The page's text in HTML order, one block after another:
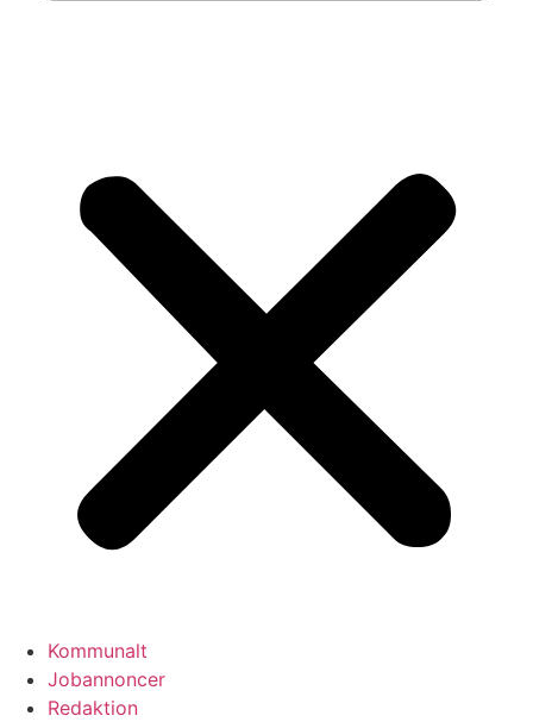
Kommunalt
Jobannoncer
Redaktion